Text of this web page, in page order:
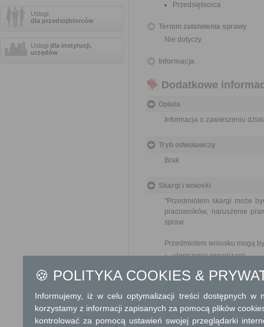
Usługi
dla przedsiębiorców
Usługi dla instytucji,
urzędów
Przedsiębiorca
Termin załatwienia sprawy
Nie dotyczy
Informacja
Dodatkowe
Opłata
Informacja o zawieszeniu
Tryb odwoławczy
Brak
Skargi i wnioski
"Przedmiotem skargi może
pracowników, naruszenie
spraw.
Przedmiotem wniosku mogą
ulepszenia organizacji,
usprawnienie pracy i
lepszego zaspokajania
Organ właściwy dla
🍪 POLITYKA COOKIES &
Informujemy, iż w celu optymalizacji treści dostępnych w
korzystamy z informacji zapisanych za pomocą plików
kontrolować za pomocą ustawień swojej przeglądarki